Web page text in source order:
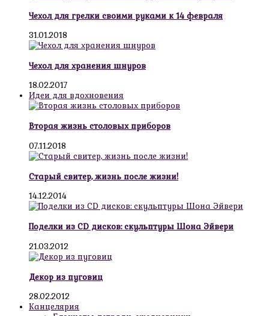
Чехол для грелки своими руками к 14 февраля
31.01.2018
Чехол для хранения шнуров
18.02.2017
Идеи для вдохновения
Вторая жизнь столовых приборов
07.11.2018
Старый свитер, жизнь после жизни!
14.12.2014
Поделки из CD дисков: скульптуры Шона Эйвери
21.03.2012
Декор из пуговиц
28.02.2012
Канцелярия